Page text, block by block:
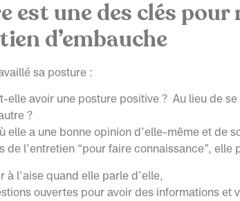
est une des clés pour
d’embauche
sa posture :
elle avoir une posture positive ? Au lieu de
?
elle a une bonne opinion d’elle-même et de
de l’entretien “pour faire connaissance”, elle
à l’aise quand elle parle d’elle,
ouvertes pour avoir des informations et